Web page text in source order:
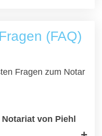
(FAQ)
Fragen zum Notar
von Piehl